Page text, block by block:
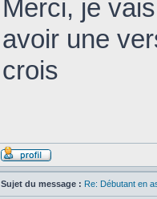
Merci, je
avoir une
crois
Sujet du message : Re: Débutant en